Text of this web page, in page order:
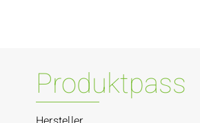
Produktpass